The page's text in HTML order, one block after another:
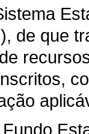
de que